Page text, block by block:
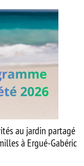
au jardin partagé
à Ergué-Gabéric